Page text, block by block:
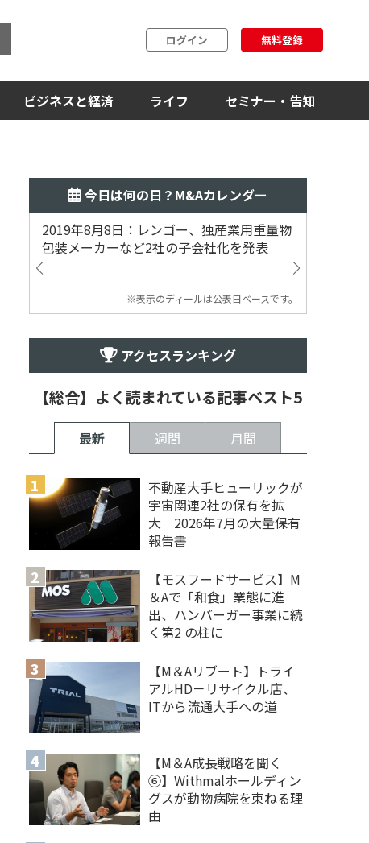
ログイン 無料登録
ビジネスと経済 ライフ セミナー・告知
今日は何の日？M&Aカレンダー
2019年8月8日：レンゴー、独産業用重量物
包装メーカーなど2社の子会社化を発表
※表示のディールは公表日ベースです。
アクセスランキング
【総合】よく読まれている記事ベスト5
最新 週間 月間
不動産大手ヒューリックが
宇宙関連2社の保有を拡
大 2026年7月の大量保有
報告書
【モスフードサービス】M
＆Aで「和食」業態に進
出、ハンバーガー事業に続
く第2 の柱に
【M＆Aリブート】トライ
アルHD－リサイクル店、
ITから流通大手への道
【M＆A 成長戦略を聞く
⑥】Withmalホールディン
グスが動物病院を束ねる理
由